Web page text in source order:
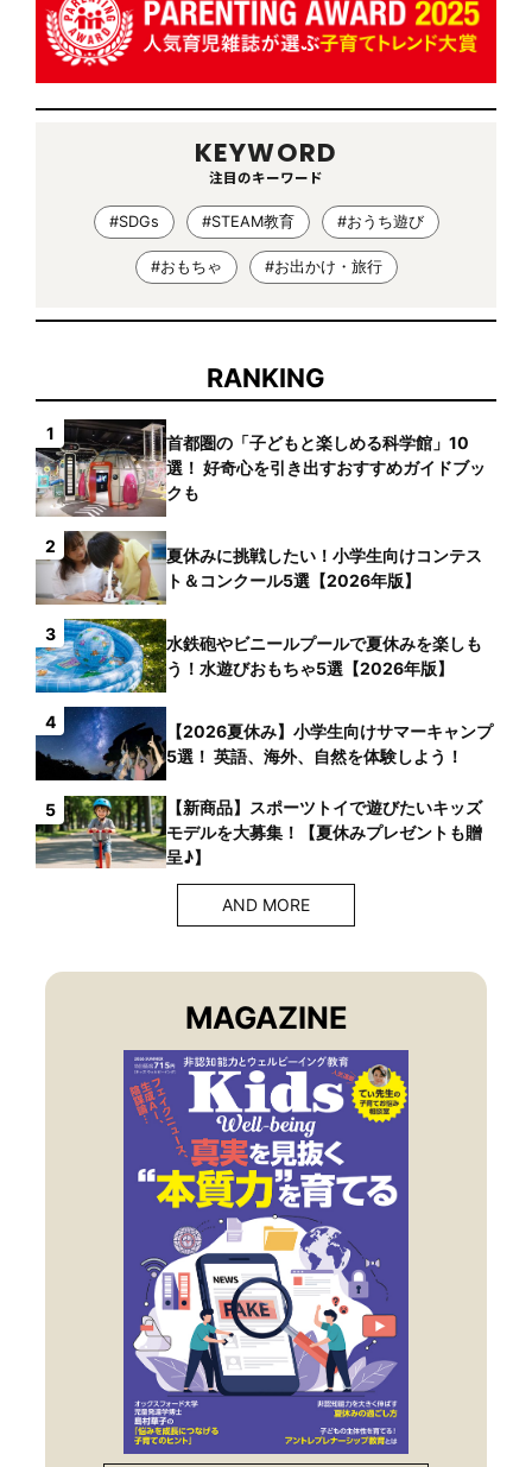
KEYWORD
注目のキーワード
#SDGs #STEAM教育 #おうち遊び
#おもちゃ #お出かけ・旅行
RANKING
1
首都圏の「子どもと楽しめる科学館」10
選！ 好奇心を引き出すおすすめガイドブッ
クも
2
夏休みに挑戦したい！小学生向けコンテス
ト＆コンクール5選【2026年版】
3
水鉄砲やビニールプールで夏休みを楽しも
う！水遊びおもちゃ5選【2026年版】
4
【2026夏休み】小学生向けサマーキャンプ
5選！ 英語、海外、自然を体験しよう！
5
【新商品】スポーツトイで遊びたいキッズ
モデルを大募集！【夏休みプレゼントも贈
呈♪】
AND MORE
MAGAZINE